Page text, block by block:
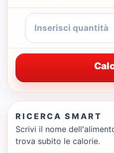
RICERCA SMART
Scrivi il nome
trova subito le calorie.